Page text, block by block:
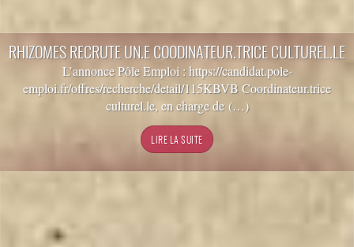
RHIZOMES RECRUTE UN.E COODINATEUR.TRICE CULTUREL.LE
L’annonce Pôle Emploi : https://candidat.pole-
emploi.fr/offres/recherche/detail/115KBVB Coordinateur.trice
culturel.le, en charge de (…)